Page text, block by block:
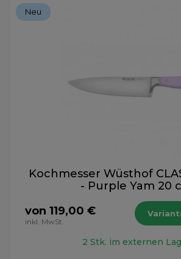
Neu
Kochmesser Wüsthof
- Purple Yam 20
von 119,00 €
inkl. MwSt.
2 Stk. im externen